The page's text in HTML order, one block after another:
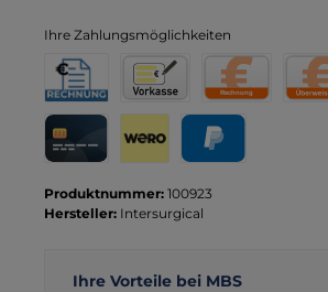
Ihre Zahlungsmöglichkeiten
Produktnummer: 100923
Hersteller: Intersurgical
Ihre Vorteile bei MBS